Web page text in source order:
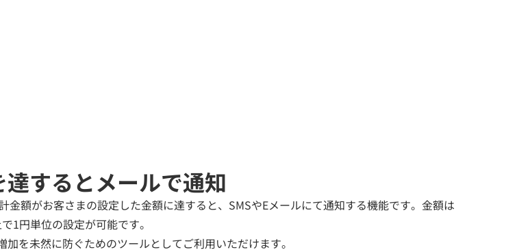
するとメールで通知
額がお客さまの設定した金額に達すると、SMSやEメールにて通知する機能です。金額は
1円単位の設定が可能です。
を未然に防ぐためのツールとしてご利用いただけます。